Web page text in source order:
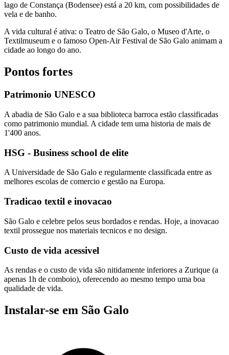
lago de Constança (Bodensee) está a 20 km, com possibilidades de
vela e de banho.
A vida cultural é ativa: o Teatro de São Galo, o Museo d'Arte, o
Textilmuseum e o famoso Open-Air Festival de São Galo animam a
cidade ao longo do ano.
Pontos fortes
Patrimonio UNESCO
A abadia de São Galo e a sua biblioteca barroca estão classificadas
como patrimonio mundial. A cidade tem uma historia de mais de
1'400 anos.
HSG - Business school de elite
A Universidade de São Galo e regularmente classificada entre as
melhores escolas de comercio e gestão na Europa.
Tradicao textil e inovacao
São Galo e celebre pelos seus bordados e rendas. Hoje, a inovacao
textil prossegue nos materiais tecnicos e no design.
Custo de vida acessivel
As rendas e o custo de vida são nitidamente inferiores a Zurique (a
apenas 1h de comboio), oferecendo ao mesmo tempo uma boa
qualidade de vida.
Instalar-se em São Galo